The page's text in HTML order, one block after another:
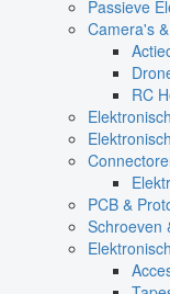
Passieve
Camera's
RC
PCB &
Schroeven